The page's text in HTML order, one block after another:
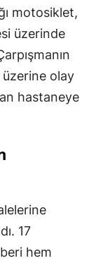
motosiklet,
üzerinde
olay
hastaneye
17
hem